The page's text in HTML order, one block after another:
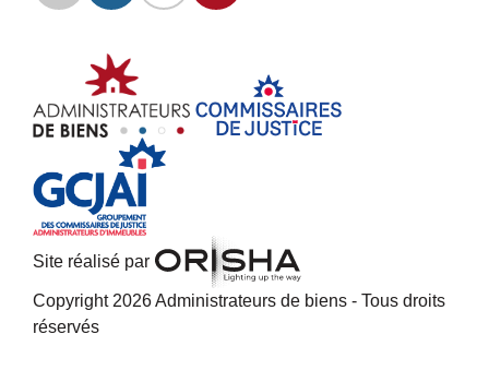
Site réalisé par
Copyright 2026 Administrateurs de biens - Tous droits
réservés